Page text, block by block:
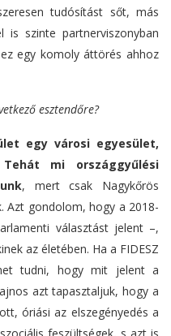
tudósítást sőt, más
is szinte partnerviszonyban
egy komoly áttörés ahhoz
esztendőre?
egy városi egyesület,
mi országgyűlési
, mert csak Nagykőrös
Azt gondolom, hogy a 2018-
választást jelent –,
az életében. Ha a FIDESZ
tudni, hogy mit jelent a
azt tapasztaljuk, hogy a
óriási az elszegényedés a